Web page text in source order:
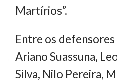
Martírios”.
Entre os
Ariano Suassuna,
Silva, Nilo Pereira,